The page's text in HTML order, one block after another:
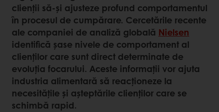
clienții să-și ajusteze profund comportamentul
în procesul de cumpărare. Cercetările recente
ale companiei de analiză globală Nielsen
identifică șase nivele de comportament al
clienților care sunt direct determinate de
evoluția focarului. Aceste informații vor ajuta
industria alimentară să reacționeze la
necesitățile și așteptările clienților care se
schimbă rapid.